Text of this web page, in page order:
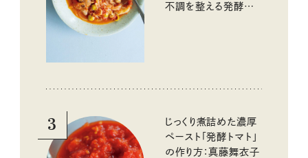
不調を整える発酵レ
3
じっくり煮詰めた濃厚
ペースト「発酵トマト」
の作り方：真藤舞衣子